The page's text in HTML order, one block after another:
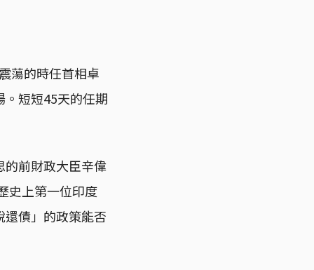
蕩的時任首相卓
短短45天的任期
的前財政大臣辛偉
史上第一位印度
債」的政策能否